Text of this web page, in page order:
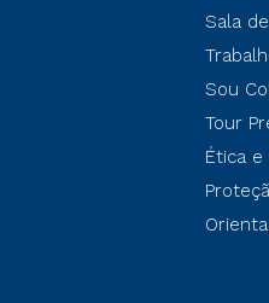
Sala
Sou
Tour
Ética e